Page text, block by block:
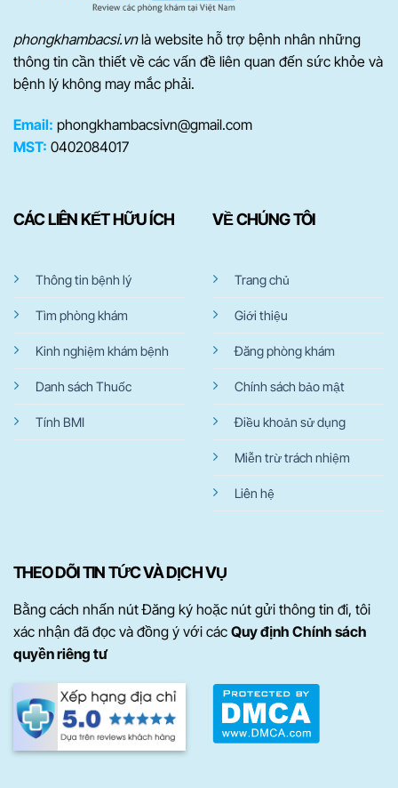
phongkhambacsi.vnlà website hỗ trợ bệnh nhân những
thông tin cần thiết về các vấn đề liên quan đến sức khỏe và
bệnh lý không may mắc phải.
Email: phongkhambacsivn@gmail.com
MST: 0402084017
CÁC LIÊN KẾT HỮU ÍCH
Thông tin bệnh lý
Tìm phòng khám
Kinh nghiệm khám bệnh
Danh sách Thuốc
Tính BMI
VỀ CHÚNG TÔI
Trang chủ
Giới thiệu
Đăng phòng khám
Chính sách bảo mật
Điều khoản sử dụng
Miễn trừ trách nhiệm
Liên hệ
THEO DÕI TIN TỨC VÀ DỊCH VỤ
Bằng cách nhấn nút Đăng ký hoặc nút gửi thông tin đi, tôi
xác nhận đã đọc và đồng ý với các Quy định Chính sách
quyền riêng tư